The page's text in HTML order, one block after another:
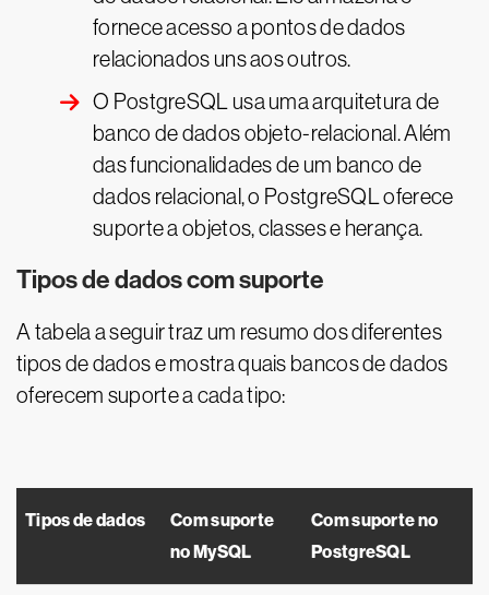
fornece acesso a pontos de dados
relacionados uns aos outros.
O PostgreSQL usa uma arquitetura de
banco de dados objeto-relacional. Além
das funcionalidades de um banco de
dados relacional, o PostgreSQL oferece
suporte a objetos, classes e herança.
Tipos de dados com suporte
A tabela a seguir traz um resumo dos diferentes
tipos de dados e mostra quais bancos de dados
oferecem suporte a cada tipo:
Tipos de dados
Com suporte
no MySQL
Com suporte no
PostgreSQL